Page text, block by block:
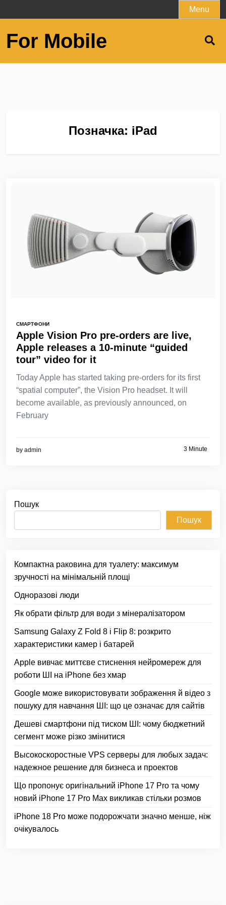
to
Menu
For Mobile
Позначка: iPad
СМАРТФОНИ
Apple Vision Pro pre-orders are live,
Apple releases a 10-minute “guided
tour” video for it
Today Apple has started taking pre-orders for its first
“spatial computer”, the Vision Pro headset. It will
become available, as previously announced, on
February
by admin 3 Minute
Пошук
Пошук
Компактна раковина для туалету: максимум
зручності на мінімальній площі
Одноразові люди
Як обрати фільтр для води з мінералізатором
Samsung Galaxy Z Fold 8 і Flip 8: розкрито
характеристики камер і батарей
Apple вивчає миттєве стиснення нейромереж для
роботи ШІ на iPhone без хмар
Google може використовувати зображення й відео з
пошуку для навчання ШІ: що це означає для сайтів
Дешеві смартфони під тиском ШІ: чому бюджетний
сегмент може різко змінитися
Высокоскоростные VPS серверы для любых задач:
надежное решение для бизнеса и проектов
Що пропонує оригінальний iPhone 17 Pro та чому
новий iPhone 17 Pro Max викликав стільки розмов
iPhone 18 Pro може подорожчати значно менше, ніж
очікувалось